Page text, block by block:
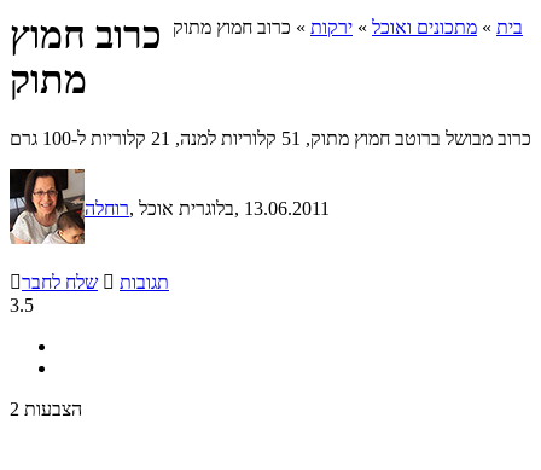
בית » מתכונים ואוכל » ירקות » כרוב חמוץ מתוק
כרוב חמוץ
מתוק
כרוב מבושל ברוטב חמוץ מתוק, 51 קלוריות למנה, 21 קלוריות ל-100 גרם
רוחלה , בלוגרית אוכל, 13.06.2011
שלח לחבר  תגובות
3.5
2 הצבעות